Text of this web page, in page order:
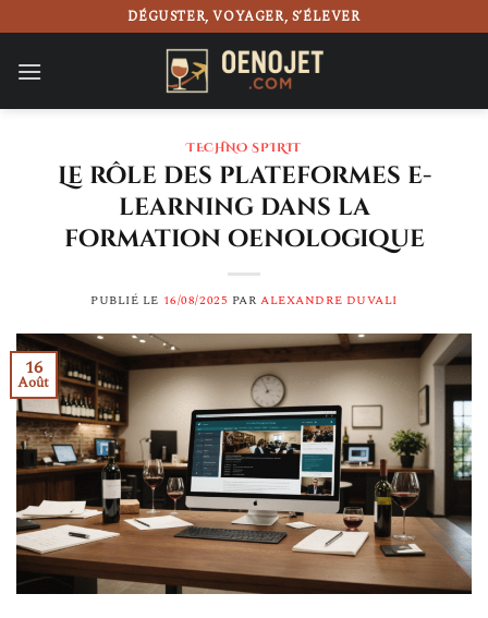
au
contenu
DÉGUSTER, VOYAGER, S’ÉLEVER
TECHNO SPIRIT
Le rôle des plateformes e-
learning dans la
formation oenologique
PUBLIÉ LE 16/08/2025 PARALEXANDRE DUVALI
16
Août